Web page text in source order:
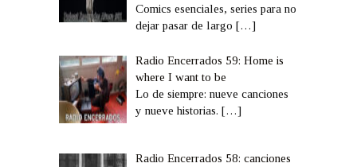
Comics esenciales, series para no
dejar pasar de largo[…]
Radio Encerrados 59: Home is
where I want to be
Lo de siempre: nueve canciones
y nueve historias.[…]
Radio Encerrados 58: canciones